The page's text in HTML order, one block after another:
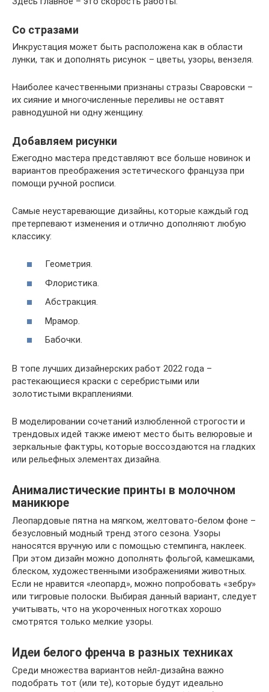
Со стразами
Инкрустация может быть расположена как в области
лунки, так и дополнять рисунок – цветы, узоры, вензеля.
Наиболее качественными признаны стразы Сваровски –
их сияние и многочисленные переливы не оставят
равнодушной ни одну женщину.
Добавляем рисунки
Ежегодно мастера представляют все больше новинок и
вариантов преображения эстетического француза при
помощи ручной росписи.
Самые неустаревающие дизайны, которые каждый год
претерпевают изменения и отлично дополняют любую
классику:
Геометрия.
Флористика.
Абстракция.
Мрамор.
Бабочки.
В топе лучших дизайнерских работ 2022 года –
растекающиеся краски с серебристыми или
золотистыми вкраплениями.
В моделировании сочетаний излюбленной строгости и
трендовых идей также имеют место быть велюровые и
зеркальные фактуры, которые воссоздаются на гладких
или рельефных элементах дизайна.
Анималистические принты в молочном
маникюре
Леопардовые пятна на мягком, желтовато-белом фоне –
безусловный модный тренд этого сезона. Узоры
наносятся вручную или с помощью стемпинга, наклеек.
При этом дизайн можно дополнять фольгой, камешками,
блеском, художественными изображениями животных.
Если не нравится «леопард», можно попробовать «зебру»
или тигровые полоски. Выбирая данный вариант, следует
учитывать, что на укороченных ноготках хорошо
смотрятся только мелкие узоры.
Идеи белого френча в разных техниках
Среди множества вариантов нейл-дизайна важно
подобрать тот (или те), которые будут идеально